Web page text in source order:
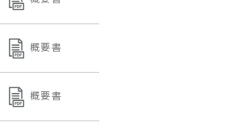
概要書
概要書